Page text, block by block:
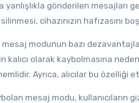
yanlışlıkla gönderilen mesajları
cihazınızın hafızasını
modunun bazı
kalıcı olarak kaybolmasına
Ayrıca, alıcılar bu özelliği
mesaj modu,